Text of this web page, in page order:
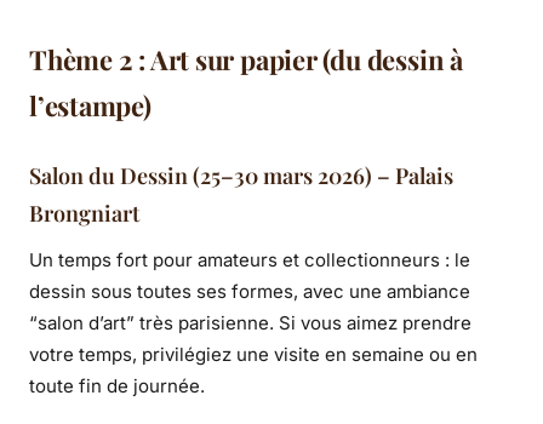
Thème 2 : Art sur papier (du dessin à
l’estampe)
Salon du Dessin (25–30 mars 2026) – Palais
Brongniart
Un temps fort pour amateurs et collectionneurs : le
dessin sous toutes ses formes, avec une ambiance
“salon d’art” très parisienne. Si vous aimez prendre
votre temps, privilégiez une visite en semaine ou en
toute fin de journée.